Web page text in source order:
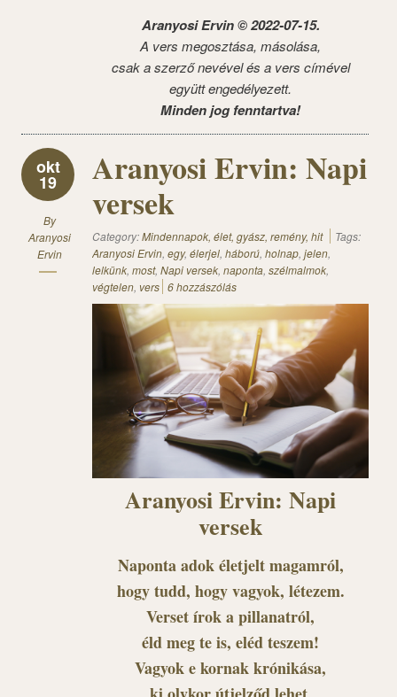
Aranyosi Ervin © 2022-07-15.
A vers megosztása, másolása,
csak a szerző nevével és a vers címével
együtt engedélyezett.
Minden jog fenntartva!
okt
19
By
Aranyosi
Ervin
Aranyosi Ervin: Napi
versek
Category:Mindennapok, élet, gyász, remény, hit
Tags:
Aranyosi Ervin, egy, élerjel, háború, holnap, jelen,
lelkünk, most, Napi versek, naponta, szélmalmok,
végtelen, vers 6 hozzászólás
Aranyosi Ervin: Napi
versek
Naponta adok életjelt magamról,
hogy tudd, hogy vagyok, létezem.
Verset írok a pillanatról,
éld meg te is, eléd teszem!
Vagyok e kornak krónikása,